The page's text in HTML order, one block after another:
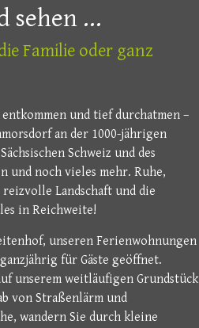
sehen ...
Familie oder ganz
und tief durchatmen –
an der 1000-jährigen
Schweiz und des
und noch vieles mehr. Ruhe,
Landschaft und die
in Reichweite!
unseren Ferienwohnungen
für Gäste geöffnet.
unserem weitläufigen Grundstück
von Straßenlärm und
wandern Sie durch kleine